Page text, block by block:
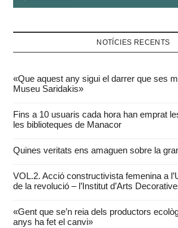
NOTÍCIES RECENTS
«Que aquest any sigui el darrer que ses
Museu Saridakis»
Fins a 10 usuaris cada hora han emprat
les biblioteques de Manacor
Quines veritats ens amaguen sobre la
VOL.2. Acció constructivista femenina a
de la revolució – l’Institut d’Arts
«Gent que se’n reia dels productors
anys ha fet el canvi»